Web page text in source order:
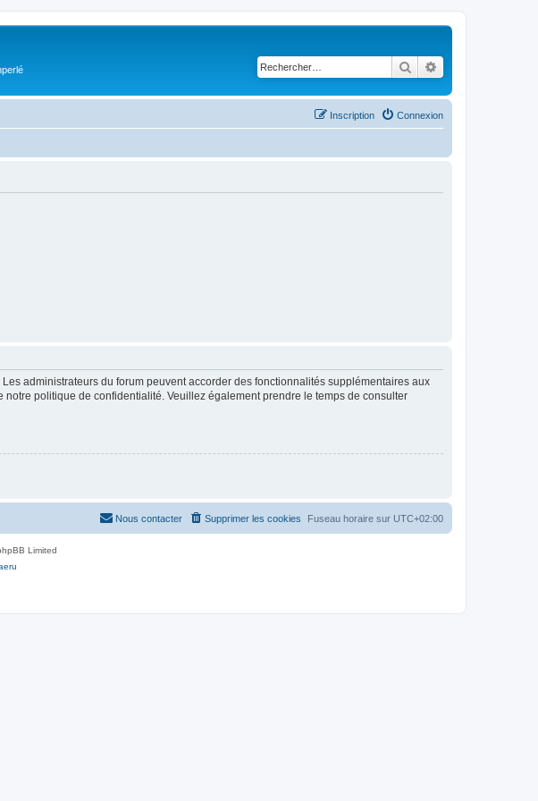
Rechercher
Connexion
Inscription
administrateurs du forum peuvent accorder des fonctionnalités supplémentaires aux
politique de confidentialité. Veuillez également prendre le temps de consulter
Fuseau horaire sur UTC+02:00
Supprimer les cookies
Nous contacter
Limited